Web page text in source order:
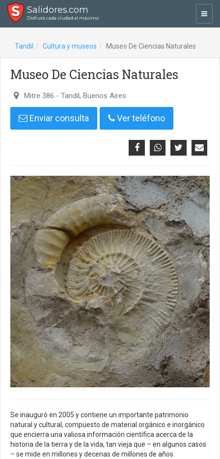
Salidores.com
Disfrutá cada ciudad al máximo
Tandil Cultura y museos Museo De Ciencias Naturales
Museo De Ciencias Naturales
Mitre 386 - Tandil, Buenos Aires
Enviar consulta Ver teléfono
Se inauguró en 2005 y contiene un importante patrimonio
natural y cultural, compuesto de material orgánico e inorgánico
que encierra una valiosa información científica acerca de la
historia de la tierra y de la vida, tan vieja que – en algunos casos
– se mide en millones y decenas de millones de años.